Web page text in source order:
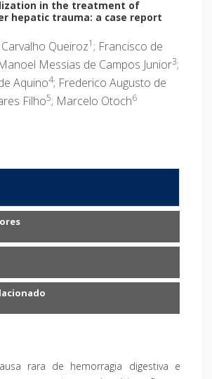
in the treatment of
hepatic trauma: a case report
Queiroz1 ; Francisco de
Messias de Campos Junior3;
Aquino4; Frederico Augusto de
Filho5; Marcelo Otoch6
rara de hemorragia digestiva e